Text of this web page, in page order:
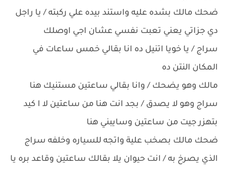
ضحك مالك بشده عليه واستند بيده علي ركبته / يا راجل
دي جزاتي يعني تعبت نفسي عشان اجي اوصلك
سراج / يا خويا اتنيل ده انا بقالي خمس ساعات في
المكان النتن ده
مالك وهو يضحك / وانا بقالي ساعتين مستنيك هنا
سراج وهو لا يصدق / بجد انت هنا من ساعتين لا ا كيد
بتهزر جيت من ساعتين وسايبني هنا
ضحك مالك بصخب علية واتجه للسياره وخلفه سراج
الذي يصرخ به / انت حيوان يلا بقالك ساعتين وقاعد بره يا